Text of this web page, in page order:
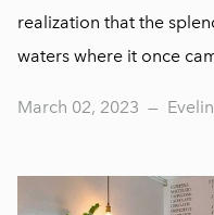
realization that the
waters where it once
March 02, 2023 —